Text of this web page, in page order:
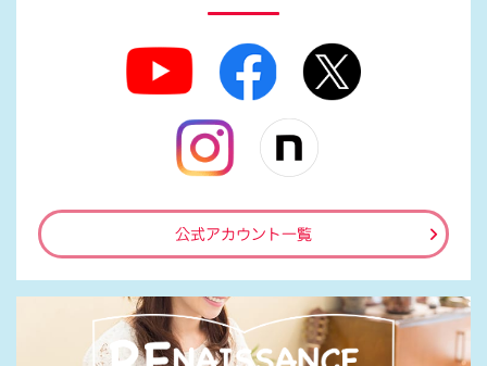
公式アカウント一覧